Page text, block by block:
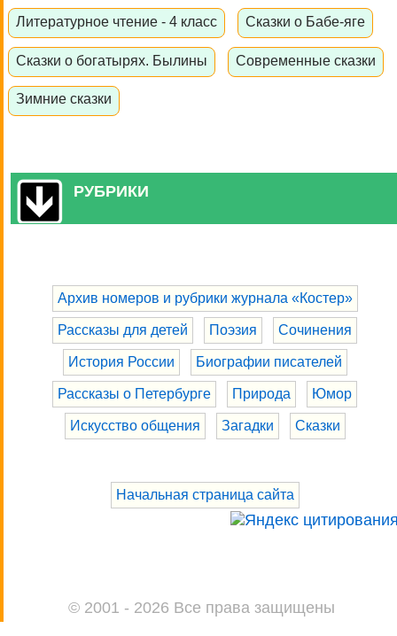
Литературное чтение - 4 класс Сказки о Бабе-яге
Сказки о богатырях. Былины Современные сказки
Зимние сказки
РУБРИКИ
Архив номеров и рубрики журнала «Костер»
Рассказы для детей Поэзия Сочинения
История России Биографии писателей
Рассказы о Петербурге Природа Юмор
Искусство общения Загадки Сказки
Начальная страница сайта
© 2001 - 2026 Все права защищены